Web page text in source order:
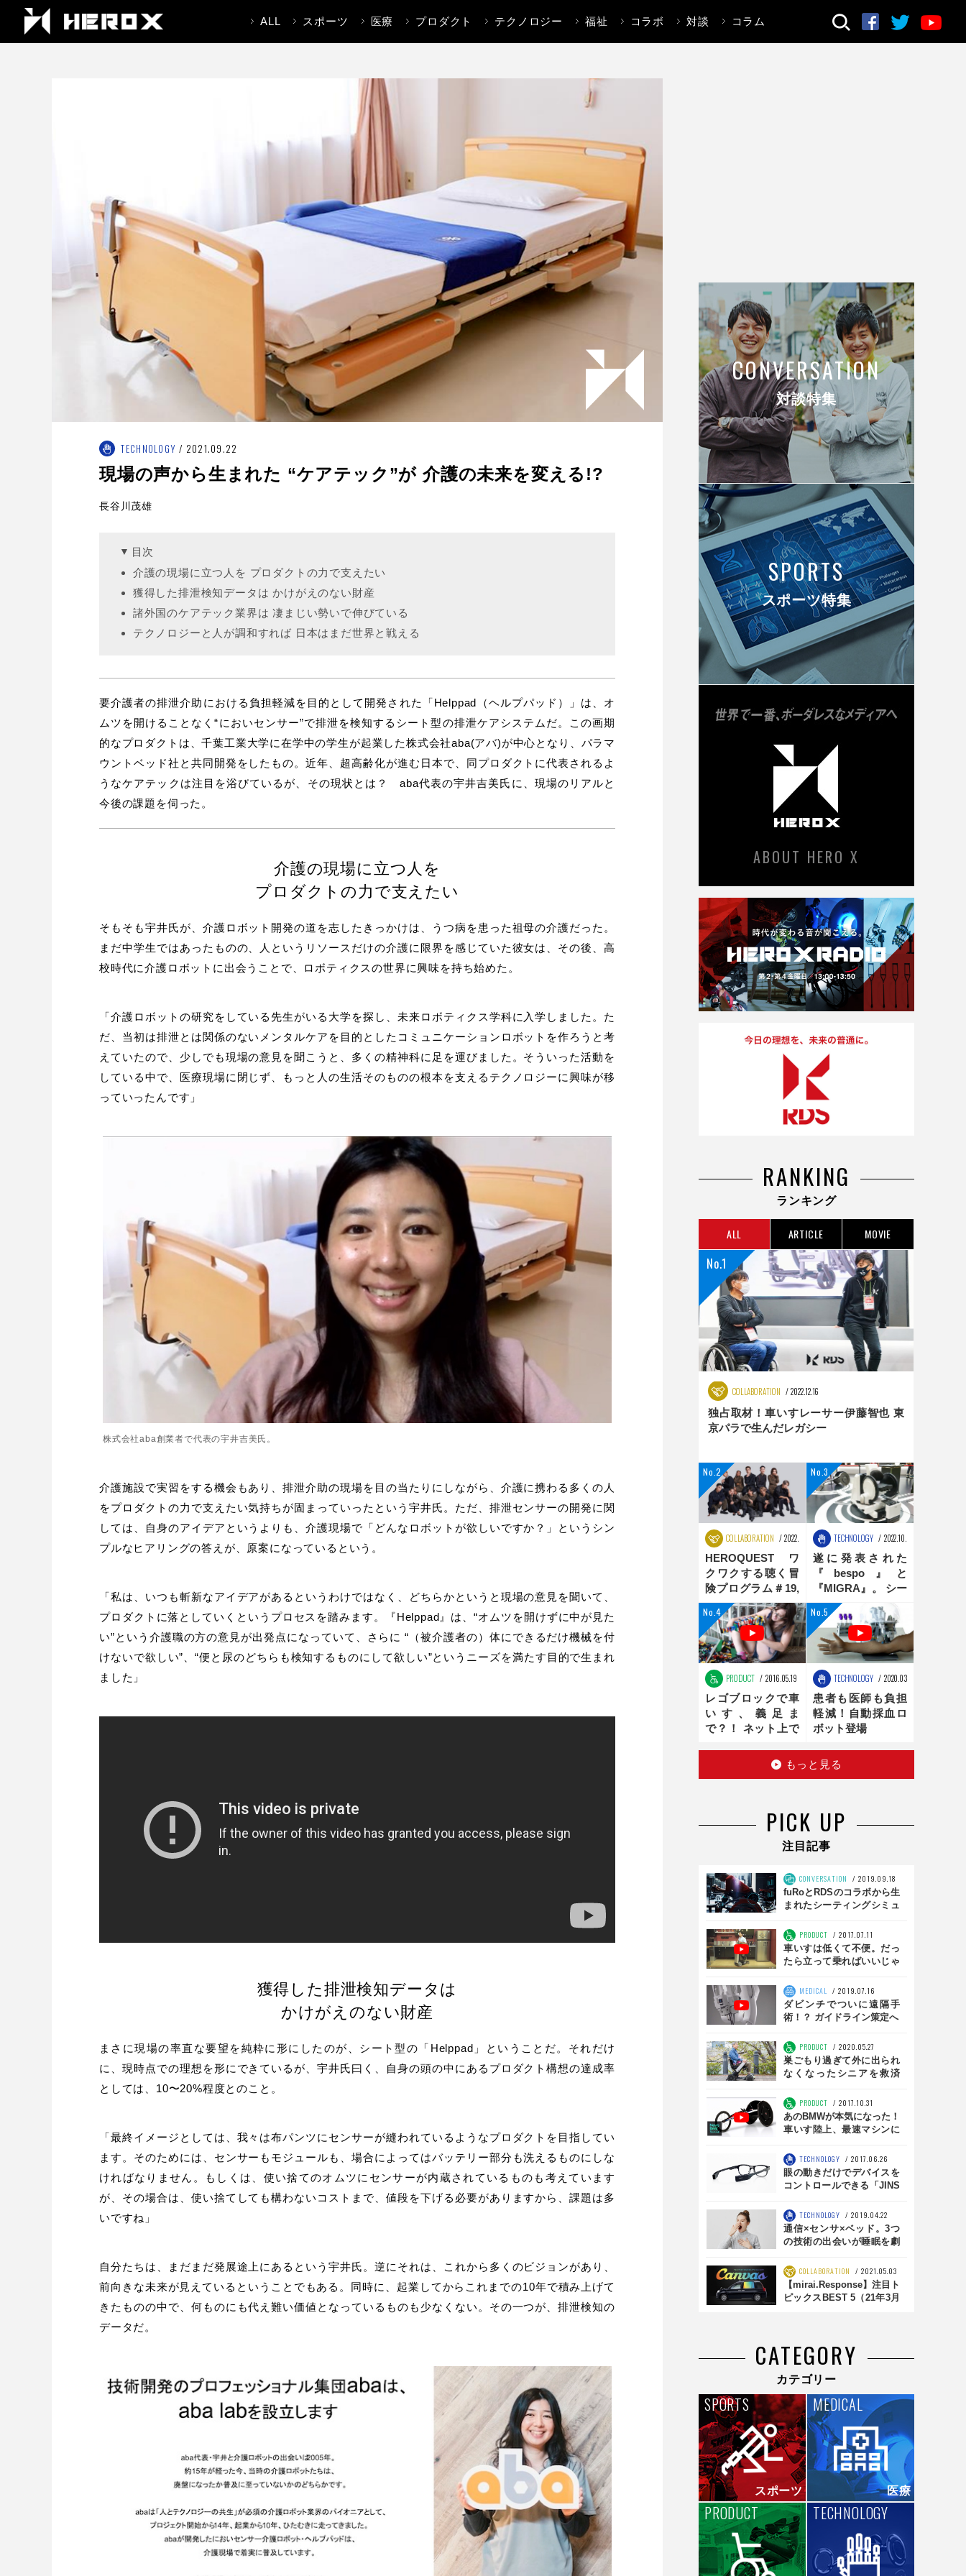
ALL スポーツ 医療 プロダクト テクノロジー 福祉 コラボ 対談 コラム 検索
TECHNOLOGY 2021.09.22
現場の声から生まれた “ケアテック”が 介護の未来を変える!?
長谷川茂雄
目次
介護の現場に立つ人を プロダクトの力で支えたい
獲得した排泄検知データは かけがえのない財産
諸外国のケアテック業界は 凄まじい勢いで伸びている
テクノロジーと人が調和すれば 日本はまだ世界と戦える
要介護者の排泄介助における負担軽減を目的として開発された「Helppad（ヘルプパッド）」は、オ
ムツを開けることなく“においセンサー”で排泄を検知するシート型の排泄ケアシステムだ。この画期
的なプロダクトは、千葉工業大学に在学中の学生が起業した株式会社aba(アバ)が中心となり、パラマ
ウントベッド社と共同開発をしたもの。近年、超高齢化が進む日本で、同プロダクトに代表されるよ
うなケアテックは注目を浴びているが、その現状とは？ aba代表の宇井吉美氏に、現場のリアルと
今後の課題を伺った。
介護の現場に立つ人を
プロダクトの力で支えたい
そもそも宇井氏が、介護ロボット開発の道を志したきっかけは、うつ病を患った祖母の介護だった。
まだ中学生ではあったものの、人というリソースだけの介護に限界を感じていた彼女は、その後、高
校時代に介護ロボットに出会うことで、ロボティクスの世界に興味を持ち始めた。
「介護ロボットの研究をしている先生がいる大学を探し、未来ロボティクス学科に入学しました。た
だ、当初は排泄とは関係のないメンタルケアを目的としたコミュニケーションロボットを作ろうと考
えていたので、少しでも現場の意見を聞こうと、多くの精神科に足を運びました。そういった活動を
している中で、医療現場に閉じず、もっと人の生活そのものの根本を支えるテクノロジーに興味が移
っていったんです」
株式会社aba創業者で代表の宇井吉美氏。
介護施設で実習をする機会もあり、排泄介助の現場を目の当たりにしながら、介護に携わる多くの人
をプロダクトの力で支えたい気持ちが固まっていったという宇井氏。ただ、排泄センサーの開発に関
しては、自身のアイデアというよりも、介護現場で「どんなロボットが欲しいですか？」というシン
プルなヒアリングの答えが、原案になっているという。
「私は、いつも斬新なアイデアがあるというわけではなく、どちらかというと現場の意見を聞いて、
プロダクトに落としていくというプロセスを踏みます。『Helppad』は、“オムツを開けずに中が見た
い”という介護職の方の意見が出発点になっていて、さらに “（被介護者の）体にできるだけ機械を付
けないで欲しい”、“便と尿のどちらも検知するものにして欲しい”というニーズを満たす目的で生まれ
ました」
獲得した排泄検知データは
かけがえのない財産
まさに現場の率直な要望を純粋に形にしたのが、シート型の「Helppad」ということだ。それだけ
に、現時点での理想を形にできているが、宇井氏曰く、自身の頭の中にあるプロダクト構想の達成率
としては、10〜20%程度とのこと。
「最終イメージとしては、我々は布パンツにセンサーが縫われているようなプロダクトを目指してい
ます。そのためには、センサーもモジュールも、場合によってはバッテリー部分も洗えるものにしな
ければなりません。もしくは、使い捨てのオムツにセンサーが内蔵されているものも考えています
が、その場合は、使い捨てしても構わないコストまで、値段を下げる必要がありますから、課題は多
いですね」
自分たちは、まだまだ発展途上にあるという宇井氏。逆にそれは、これから多くのビジョンがあり、
前向きな未来が見えているということでもある。同時に、起業してからこれまでの10年で積み上げて
きたものの中で、何ものにも代え難い価値となっているものも少なくない。その一つが、排泄検知の
データだ。
CONVERSATION
対談特集
SPORTS
スポーツ特集
ABOUT HERO X
RANKING
ランキング
ALL ARTICLE MOVIE
COLLABORATION 2022.12.16
独占取材！車いすレーサー伊藤智也 東
京パラで生んだレガシー
COLLABORATION 2022.08.25
HEROQUEST ワ
クワクする聴く冒
険プログラム＃19,
＃20 ダンス編
TECHNOLOGY 2022.10.31
遂に発表された
『bespo』と
『MIGRA』。 シー
ティングポジショ
ンの最適化は、新
時代へ
PRODUCT 2016.05.19
レゴブロックで車
いす、義足ま
で？！ ネット上で
TECHNOLOGY 2020.03.16
患者も医師も負担
軽減！自動採血ロ
ボット登場
もっと見る
PICK UP
注目記事
CONVERSATION
2019.09.18
fuRoとRDSのコラボから生
まれたシーティングシミュ
編
PRODUCT
2017.07.11
車いすは低くて不便。だっ
たら立って乗ればいいじゃ
MEDICAL
2019.07.16
ダビンチでついに遠隔手
術！？ ガイドライン策定へ
PRODUCT
2020.05.27
巣ごもり過ぎて外に出られ
なくなったシニアを救済
提供中PRODUCT
2017.10.31
あのBMWが本気になった！
車いす陸上、最速マシンに
TECHNOLOGY
2017.06.26
眼の動きだけでデバイスを
コントロールできる「JINS
するものとは？【JINS：未
来創造メーカー】
TECHNOLOGY
2019.04.22
通信×センサ×ベッド。3つ
の技術の出会いが睡眠を劇
COLLABORATION
2021.05.03
【mirai.Response】注目ト
ピックスBEST 5（21年3月
CATEGORY
カテゴリー
スポーツ
SPORTS
医療
MEDICAL
PRODUCT TECHNOLOGY